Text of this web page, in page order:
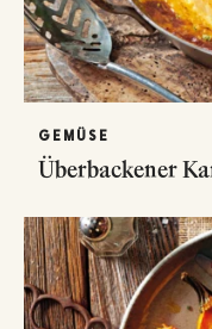
GEMÜSE
Überbackener